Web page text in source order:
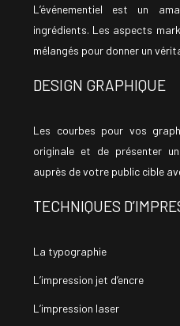
L’événementiel est un
ingrédients. Les aspects
mélangés pour donner un
DESIGN GRAPHIQUE
Les courbes pour vos
originale et de présenter
auprès de votre public cible
TECHNIQUES
La typographie
L’impression jet d’encre
L’impression laser